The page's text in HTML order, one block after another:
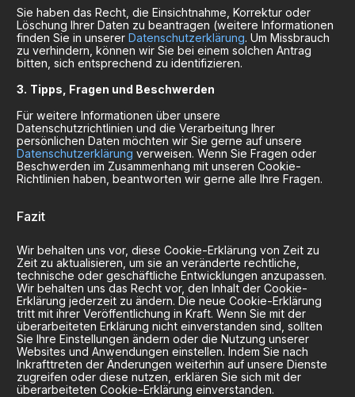
Sie haben das Recht, die Einsichtnahme, Korrektur oder
Löschung Ihrer Daten zu beantragen (weitere Informationen
finden Sie in unserer Datenschutzerklärung. Um Missbrauch
zu verhindern, können wir Sie bei einem solchen Antrag
bitten, sich entsprechend zu identifizieren.
Tipps, Fragen und Beschwerden
Für weitere Informationen über unsere
Datenschutzrichtlinien und die Verarbeitung Ihrer
persönlichen Daten möchten wir Sie gerne auf unsere
Datenschutzerklärung verweisen. Wenn Sie Fragen oder
Beschwerden im Zusammenhang mit unseren Cookie-
Richtlinien haben, beantworten wir gerne alle Ihre Fragen.
Fazit
Wir behalten uns vor, diese Cookie-Erklärung von Zeit zu
Zeit zu aktualisieren, um sie an veränderte rechtliche,
technische oder geschäftliche Entwicklungen anzupassen.
Wir behalten uns das Recht vor, den Inhalt der Cookie-
Erklärung jederzeit zu ändern. Die neue Cookie-Erklärung
tritt mit ihrer Veröffentlichung in Kraft. Wenn Sie mit der
überarbeiteten Erklärung nicht einverstanden sind, sollten
Sie Ihre Einstellungen ändern oder die Nutzung unserer
Websites und Anwendungen einstellen. Indem Sie nach
Inkrafttreten der Änderungen weiterhin auf unsere Dienste
zugreifen oder diese nutzen, erklären Sie sich mit der
überarbeiteten Cookie-Erklärung einverstanden.